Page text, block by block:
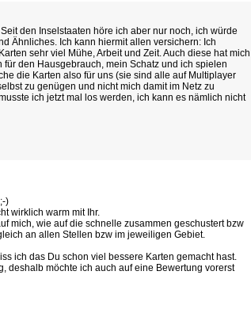
den Inselstaaten höre ich aber nur noch, ich würde
Ähnliches. Ich kann hiermit allen versichern: Ich
sehr viel Mühe, Arbeit und Zeit. Auch diese hat mich
den Hausgebrauch, mein Schatz und ich spielen
die Karten also für uns (sie sind alle auf Multiplayer
zu genügen und nicht mich damit im Netz zu
ich jetzt mal los werden, ich kann es nämlich nicht
)
wirklich warm mit Ihr.
mich, wie auf die schnelle zusammen geschustert bzw
an allen Stellen bzw im jeweiligen Gebiet.
ich das Du schon viel bessere Karten gemacht hast.
deshalb möchte ich auch auf eine Bewertung vorerst